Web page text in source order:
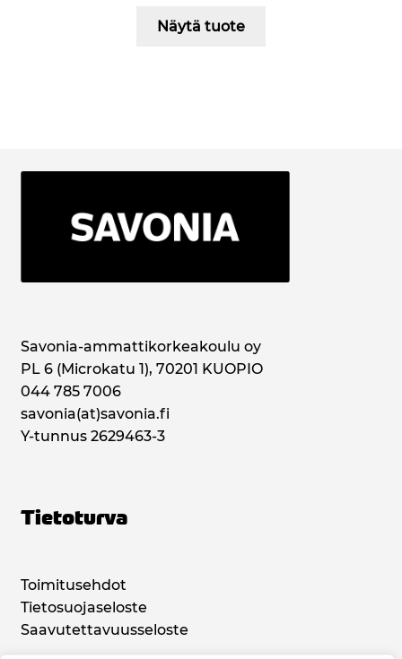
Näytä tuote
Savonia-ammattikorkeakoulu oy
PL 6 (Microkatu 1), 70201 KUOPIO
044 785 7006
savonia(at)savonia.fi
Y-tunnus 2629463-3
Tietoturva
Toimitusehdot
Tietosuojaseloste
Saavutettavuusseloste